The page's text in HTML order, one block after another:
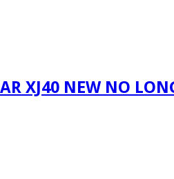
XJ40 NEW NO